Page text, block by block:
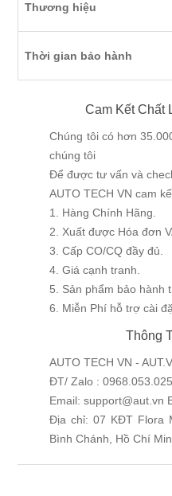
Thương hiệu
Thời gian bảo hành
Cam Kết Chất
Chúng tôi có hơn
chúng tôi
Để được tư vấn và
AUTO TECH VN cam
1. Hàng Chính Hãng.
2. Xuất được Hóa đơn
3. Cấp CO/CQ đầy đủ.
4. Giá cạnh tranh.
5. Sản phẩm bảo hành
6. Miễn Phí hỗ trợ cài
Thông
AUTO TECH VN -
ĐT/ Zalo : 0968.053.025
Email: support@aut.vn
Địa chỉ: 07 KĐT Flora
Bình Chánh, Hồ Chí